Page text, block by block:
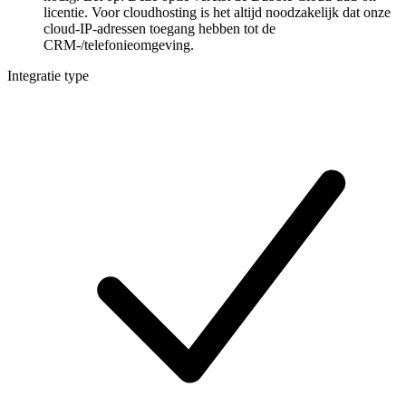
licentie. Voor cloudhosting is het altijd noodzakelijk dat onze
cloud-IP-adressen toegang hebben tot de
CRM-/telefonieomgeving.
Integratie type